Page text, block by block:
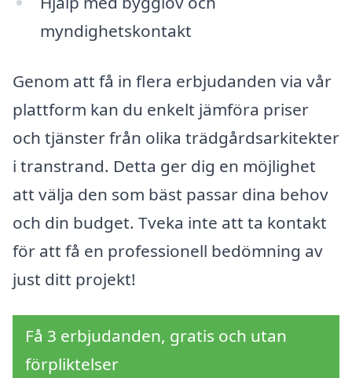
myndighetskontakt
Genom att få in flera erbjudanden via vår
plattform kan du enkelt jämföra priser
och tjänster från olika trädgårdsarkitekter
i transtrand. Detta ger dig en möjlighet
att välja den som bäst passar dina behov
och din budget. Tveka inte att ta kontakt
för att få en professionell bedömning av
just ditt projekt!
Få 3 erbjudanden, gratis och utan
förpliktelser